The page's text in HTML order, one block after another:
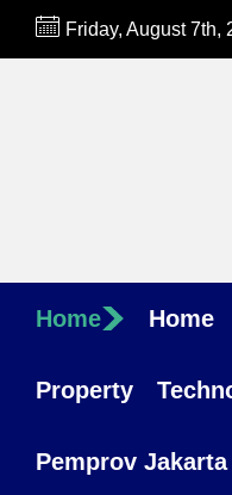
Skip
Friday, August 7th,
Home Home
Property
Pemprov